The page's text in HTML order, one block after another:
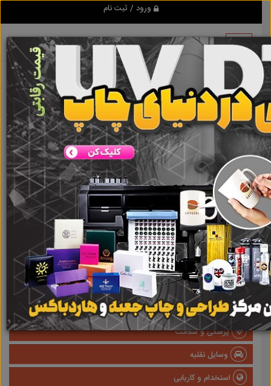
ورود / ثبت نام
نتیجه ای یافت نشد
گروه ها
املاک
صنعتی
پزشکی و سلامت
وسایل نقلیه
استخدام و کاریابی